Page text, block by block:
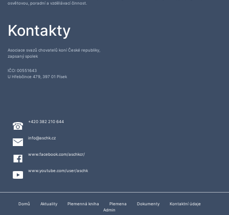
osvětovou, poradní a vzdělávací činnost.
Kontakty
Asociace svazů chovatelů koní České republiky,
zapsaný spolek
IČO: 00551643
U Hřebčince 479, 397 01 Písek
+420 382 210 644
info@aschk.cz
www.facebook.com/aschkcr/
www.youtube.com/user/aschk
Domů Aktuality Plemenná kniha Plemena Dokumenty
Kontaktní údaje
Admin